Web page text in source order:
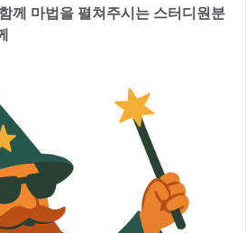
마법을 펼쳐주시는 스터디원분